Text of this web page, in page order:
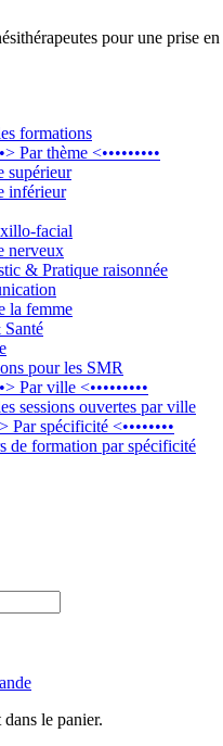
pour une prise
formations
Par thème <•••••••••
supérieur
inférieur
facial
nerveux
& Pratique raisonnée
la femme
pour les SMR
Par ville <•••••••••
sessions ouvertes par ville
Par spécificité <••••••••
de formation par spécificité
le panier.